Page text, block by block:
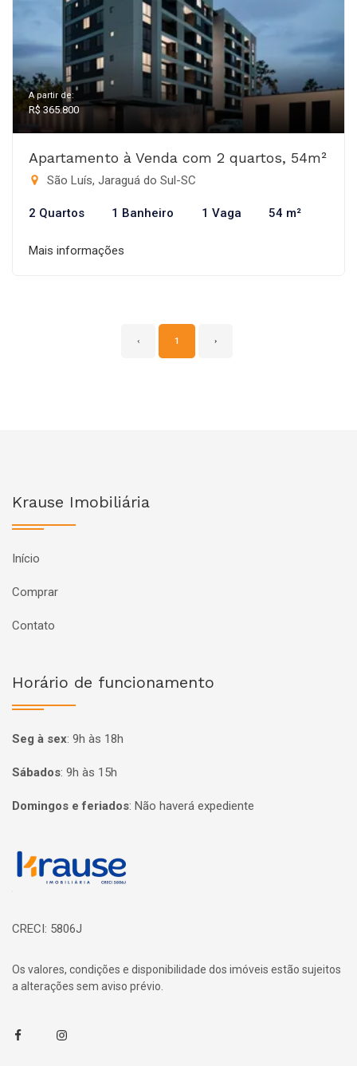
A partir de:
R$ 365.800
Apartamento à Venda com 2 quartos, 54m²
São Luís, Jaraguá do Sul-SC
2 Quartos 1 Banheiro 1 Vaga 54 m²
Mais informações
‹ 1 ›
Krause Imobiliária
Início
Comprar
Contato
Horário de funcionamento
Seg à sex: 9h às 18h
Sábados: 9h às 15h
Domingos e feriados: Não haverá expediente
Página inicial
CRECI: 5806J
Os valores, condições e disponibilidade dos imóveis estão sujeitos
a alterações sem aviso prévio.
FacebookInstagram